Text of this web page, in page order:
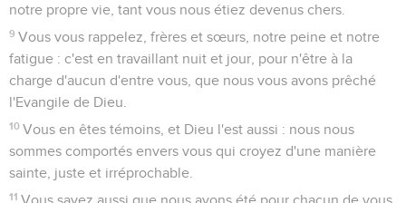
notre propre vie, tant vous nous étiez devenus chers.
9 Vous vous rappelez, frères et sœurs, notre peine et notre
fatigue : c'est en travaillant nuit et jour, pour n'être à la
charge d'aucun d'entre vous, que nous vous avons prêché
l'Evangile de Dieu.
10 Vous en êtes témoins, et Dieu l'est aussi : nous nous
sommes comportés envers vous qui croyez d'une manière
sainte, juste et irréprochable.
11 Vous savez aussi que nous avons été pour chacun de vous